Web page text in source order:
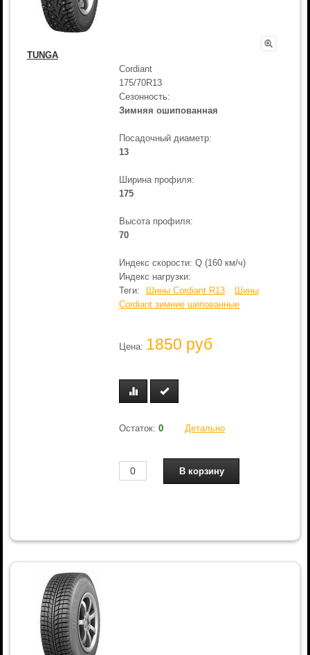
TUNGA
Cordiant
175/70R13
Сезонность:
Зимняя ошипованная
Посадочный диаметр:
13
Ширина профиля:
175
Высота профиля:
70
Индекс скорости: Q (160 км/ч)
Индекс нагрузки:
Теги:
Шины Cordiant R13
Шины
Cordiant зимние шипованные
Цена: 1850 руб
Остаток:0 Детально